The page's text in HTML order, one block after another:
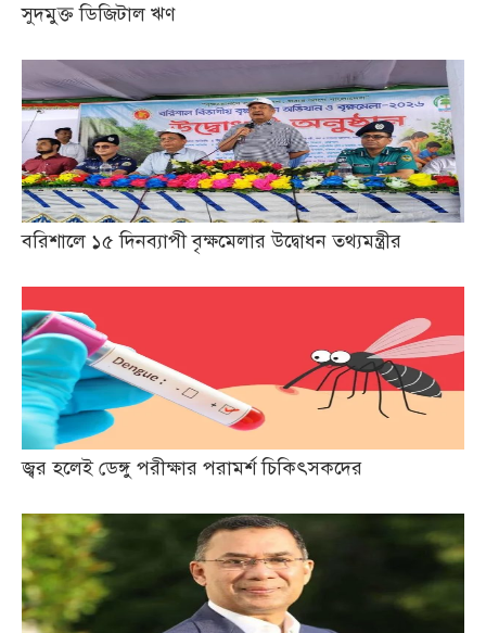
সুদমুক্ত ডিজিটাল ঋণ
বরিশালে ১৫ দিনব্যাপী বৃক্ষমেলার উদ্বোধন তথ্যমন্ত্রীর
জ্বর হলেই ডেঙ্গু পরীক্ষার পরামর্শ চিকিৎসকদের